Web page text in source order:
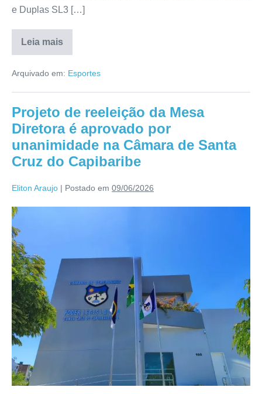
e Duplas SL3 […]
Leia mais
Arquivado em: Esportes
Projeto de reeleição da Mesa
Diretora é aprovado por
unanimidade na Câmara de Santa
Cruz do Capibaribe
Eliton Araujo | Postado em 09/06/2026